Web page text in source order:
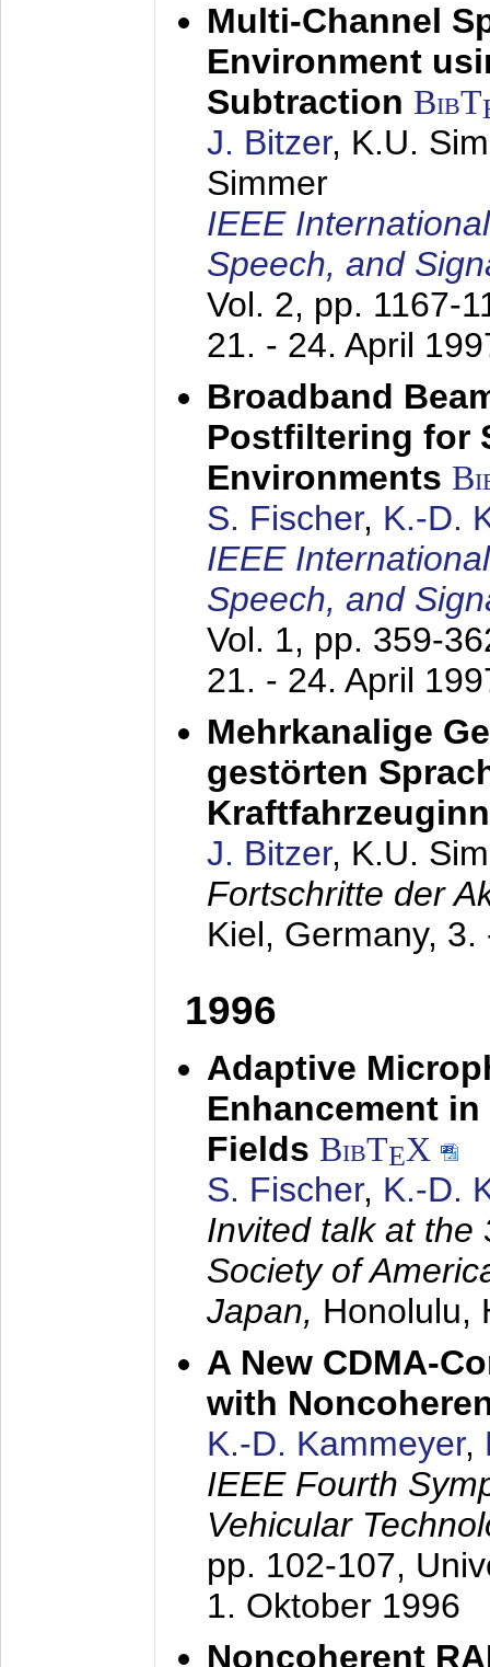
Multi-Channel
Environment
Subtraction BibT
J. Bitzer, K.U.
Simmer
IEEE
Speech, and
Vol. 2, pp. 1167-
21. - 24. April
Broadband
Postfiltering for
Environments
S. Fischer, K.-D.
IEEE
Speech, and
Vol. 1, pp. 359-
21. - 24. April
Mehrkanalige
gestörten
J. Bitzer, K.U.
Fortschritte der
Kiel, Germany, 3.
1996
Adaptive
Enhancement
Fields BibTEX
S. Fischer, K.-D.
Invited talk at the
Society of
Japan, Honolulu,
A New CDMA-
with
K.-D. Kammeyer,
IEEE Fourth
Vehicular
pp. 102-107,
1. Oktober 1996
Noncoherent